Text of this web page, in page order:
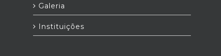
Galeria
Instituições